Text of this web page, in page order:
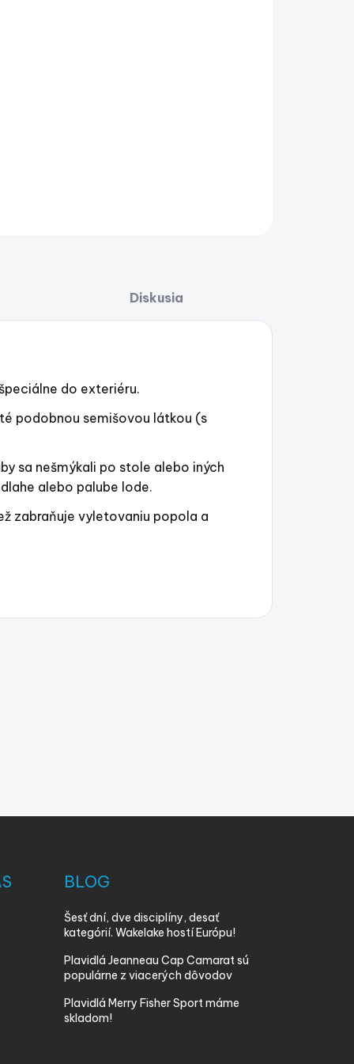
Diskusia
do exteriéru.
podobnou semišovou látkou (s
sa nešmýkali po stole alebo iných
alebo palube lode.
zabraňuje vyletovaniu popola a
BLOG
Šesť dní, dve disciplíny, desať
kategórií. Wakelake hostí Európu!
Plavidlá Jeanneau Cap Camarat sú
populárne z viacerých dôvodov
Plavidlá Merry Fisher Sport máme
skladom!